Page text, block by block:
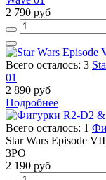
2 790 руб
Всего осталось: 3
01
2 890 руб
Подробнее
Всего осталось: 1
Star Wars Episode
3PO
2 190 руб